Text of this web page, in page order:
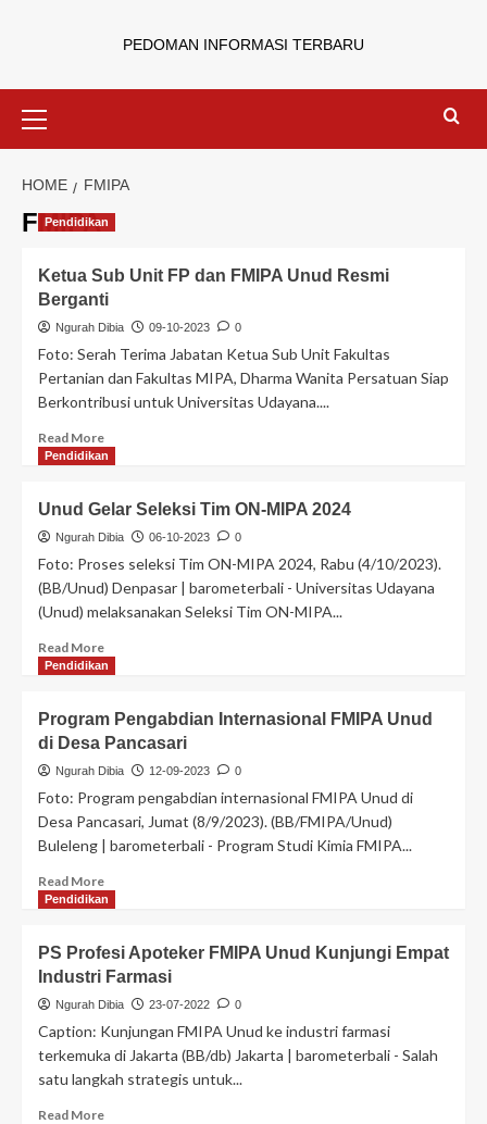
PEDOMAN INFORMASI TERBARU
HOME FMIPA
FMIPA
Pendidikan
Ketua Sub Unit FP dan FMIPA Unud Resmi
Berganti
Ngurah Dibia 09-10-2023 0
Foto: Serah Terima Jabatan Ketua Sub Unit Fakultas
Pertanian dan Fakultas MIPA, Dharma Wanita Persatuan Siap
Berkontribusi untuk Universitas Udayana....
Read More
Pendidikan
Unud Gelar Seleksi Tim ON-MIPA 2024
Ngurah Dibia 06-10-2023 0
Foto: Proses seleksi Tim ON-MIPA 2024, Rabu (4/10/2023).
(BB/Unud) Denpasar | barometerbali - Universitas Udayana
(Unud) melaksanakan Seleksi Tim ON-MIPA...
Read More
Pendidikan
Program Pengabdian Internasional FMIPA Unud
di Desa Pancasari
Ngurah Dibia 12-09-2023 0
Foto: Program pengabdian internasional FMIPA Unud di
Desa Pancasari, Jumat (8/9/2023). (BB/FMIPA/Unud)
Buleleng | barometerbali - Program Studi Kimia FMIPA...
Read More
Pendidikan
PS Profesi Apoteker FMIPA Unud Kunjungi Empat
Industri Farmasi
Ngurah Dibia 23-07-2022 0
Caption: Kunjungan FMIPA Unud ke industri farmasi
terkemuka di Jakarta (BB/db) Jakarta | barometerbali - Salah
satu langkah strategis untuk...
Read More